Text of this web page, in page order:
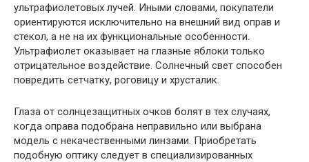
ультрафиолетовых лучей. Иными словами, покупатели
ориентируются исключительно на внешний вид оправ и
стекол, а не на их функциональные особенности.
Ультрафиолет оказывает на глазные яблоки только
отрицательное воздействие. Солнечный свет способен
повредить сетчатку, роговицу и хрусталик.
Глаза от солнцезащитных очков болят в тех случаях,
когда оправа подобрана неправильно или выбрана
модель с некачественными линзами. Приобретать
подобную оптику следует в специализированных